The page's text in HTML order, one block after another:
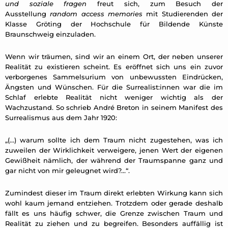
und soziale fragen freut sich, zum Besuch der
Ausstellungrandom access memories mit Studierenden der
Klasse Gröting der Hochschule für Bildende Künste
Braunschweig einzuladen.
Wenn wir träumen, sind wir an einem Ort, der neben unserer
Realität zu existieren scheint. Es eröffnet sich uns ein zuvor
verborgenes Sammelsurium von unbewussten Eindrücken,
Ängsten und Wünschen. Für die Surrealist:innen war die im
Schlaf erlebte Realität nicht weniger wichtig als der
Wachzustand. So schrieb André Breton in seinem Manifest des
Surrealismus aus dem Jahr 1920:
„(…) warum sollte ich dem Traum nicht zugestehen, was ich
zuweilen der Wirklichkeit verweigere, jenen Wert der eigenen
Gewißheit nämlich, der während der Traumspanne ganz und
gar nicht von mir geleugnet wird?…“.
Zumindest dieser im Traum direkt erlebten Wirkung kann sich
wohl kaum jemand entziehen. Trotzdem oder gerade deshalb
fällt es uns häufig schwer, die Grenze zwischen Traum und
Realität zu ziehen und zu begreifen. Besonders auffällig ist